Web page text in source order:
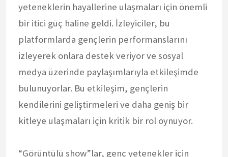
yeteneklerin hayallerine ulaşmaları için önemli
bir itici güç haline geldi. İzleyiciler, bu
platformlarda gençlerin performanslarını
izleyerek onlara destek veriyor ve sosyal
medya üzerinde paylaşımlarıyla etkileşimde
bulunuyorlar. Bu etkileşim, gençlerin
kendilerini geliştirmeleri ve daha geniş bir
kitleye ulaşmaları için kritik bir rol oynuyor.
“Görüntülü show”lar, genç yetenekler için